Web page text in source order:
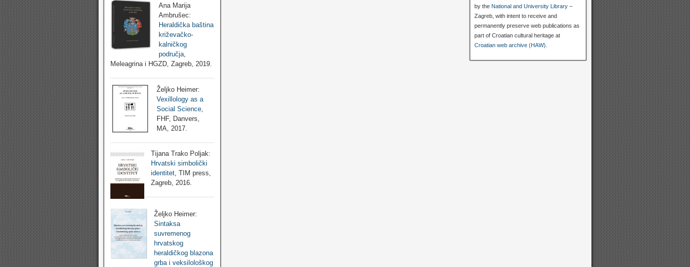
Ana Marija
Ambrušec:
Heraldička baština
križevačko-
kalničkog
područja,
Meleagrina i HGZD, Zagreb, 2019.
Željko Heimer:
Vexillology as a
Social Science
FHF, Danvers,
MA, 2017.
Tijana Trako Poljak:
Hrvatski simbolički
identitet, TIM press,
Zagreb, 2016.
Željko Heimer:
Sintaksa
suvremenog
hrvatskog
heraldičkog blazona
grba i veksilološkog
by the National and University Library–
Zagreb, with intent to receive and
permanently preserve web publications as
part of Croatian cultural heritage at
Croatian web archive (HAW)